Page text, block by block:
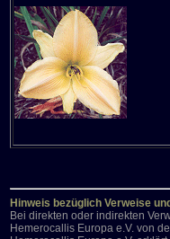
Hinweis bezüglich Verweise
Bei direkten oder indirekten
Hemerocallis Europa e.V. von